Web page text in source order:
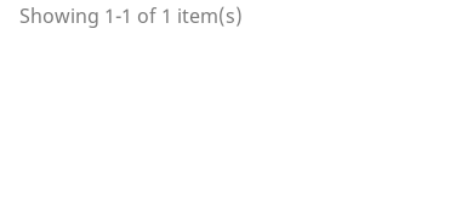
Showing 1-1 of 1 item(s)